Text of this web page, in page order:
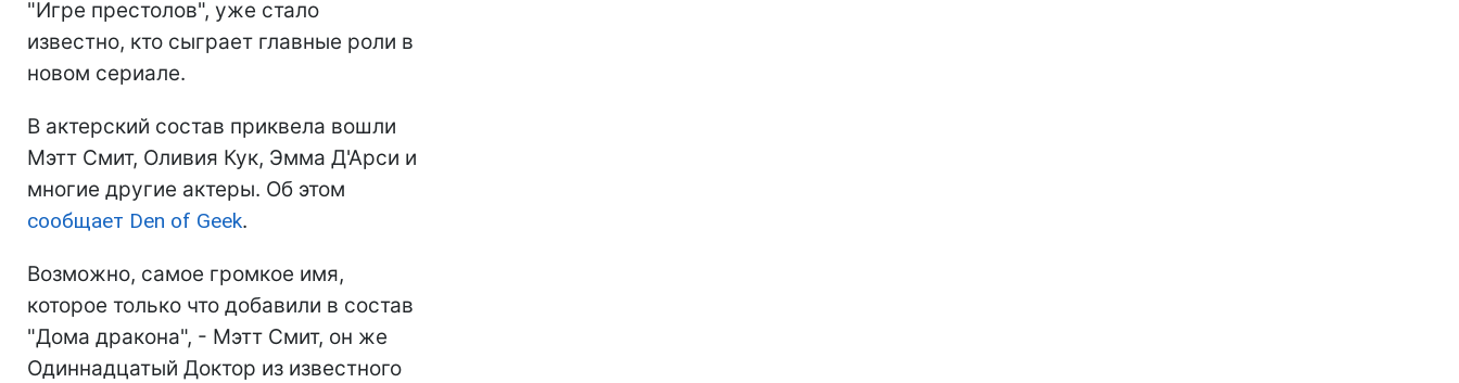
"Игре престолов", уже стало
известно, кто сыграет главные роли в
новом сериале.
В актерский состав приквела вошли
Мэтт Смит, Оливия Кук, Эмма Д'Арси и
многие другие актеры. Об этом
сообщает Den of Geek.
Возможно, самое громкое имя,
которое только что добавили в состав
"Дома дракона", - Мэтт Смит, он же
Одиннадцатый Доктор из известного